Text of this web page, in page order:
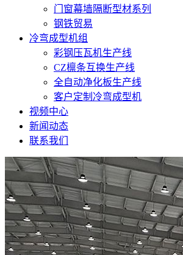
门窗幕墙隔断型材系列
钢铁贸易
冷弯成型机组
彩钢压瓦机生产线
CZ檩条互换生产线
全自动净化板生产线
客户定制冷弯成型机
视频中心
新闻动态
联系我们